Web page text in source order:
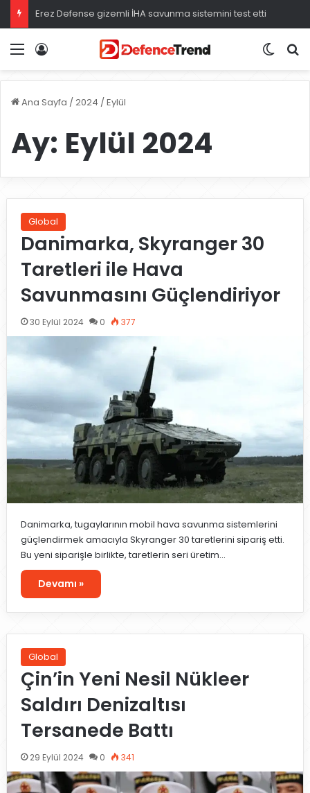
Menü Dış
Ana Sayfa /2024 /Eylül
Ay: Eylül 2024
Global
Danimarka, Skyranger 30
Taretleri ile Hava
Savunmasını Güçlendiriyor
30 Eylül 2024 0 377
Danimarka, tugaylarının mobil hava savunma sistemlerini
güçlendirmek amacıyla Skyranger 30 taretlerini sipariş etti.
Bu yeni siparişle birlikte, taretlerin seri üretim…
Devamı »
Global
Çin’in Yeni Nesil Nükleer
Saldırı Denizaltısı
Tersanede Battı
29 Eylül 2024 0 341